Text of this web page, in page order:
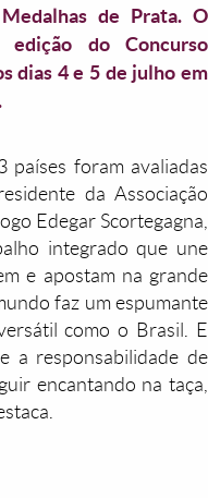
de Prata. O
edição do Concurso
dias 4 e 5 de julho em
países foram avaliadas
da Associação
Edegar Scortegagna,
integrado que une
e apostam na grande
faz um espumante
como o Brasil. E
a responsabilidade de
encantando na taça,